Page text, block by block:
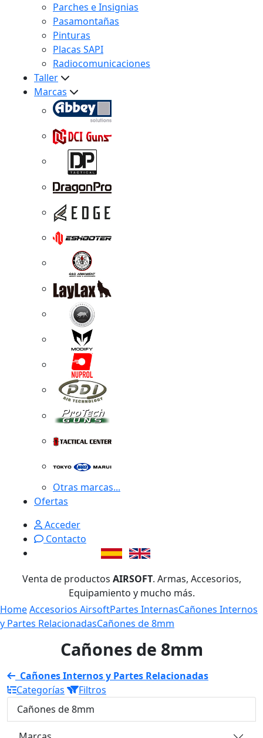
Parches e Insignias
Pasamontañas
Pinturas
Placas SAPI
Radiocomunicaciones
Taller
Marcas
Otras marcas...
Ofertas
Acceder
Contacto
Venta de productos AIRSOFT. Armas, Accesorios,
Equipamiento y mucho más.
HomeAccesorios AirsoftPartes InternasCañones Internos
y Partes RelacionadasCañones de 8mm
Cañones de 8mm
Cañones Internos y Partes Relacionadas
Categorías
Filtros
Cañones de 8mm